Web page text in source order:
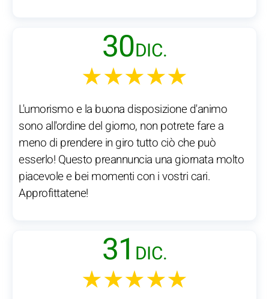
30DIC.
★★★★★
L'umorismo e la buona disposizione d'animo
sono all'ordine del giorno, non potrete fare a
meno di prendere in giro tutto ciò che può
esserlo! Questo preannuncia una giornata molto
piacevole e bei momenti con i vostri cari.
Approfittatene!
31 DIC.
★★★★★